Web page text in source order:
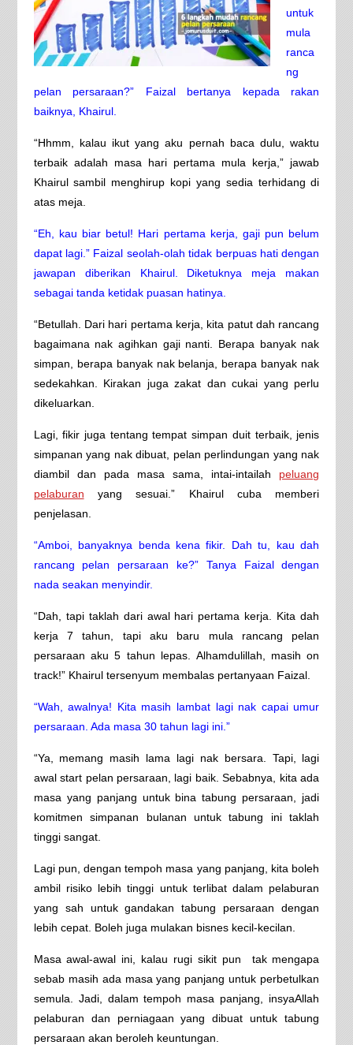
untuk
mula
ranca
ng
pelan persaraan?” Faizal bertanya kepada rakan
baiknya, Khairul.
“Hhmm, kalau ikut yang aku pernah baca dulu, waktu
terbaik adalah masa hari pertama mula kerja,” jawab
Khairul sambil menghirup kopi yang sedia terhidang di
atas meja.
“Eh, kau biar betul! Hari pertama kerja, gaji pun belum
dapat lagi.” Faizal seolah-olah tidak berpuas hati dengan
jawapan diberikan Khairul. Diketuknya meja makan
sebagai tanda ketidak puasan hatinya.
“Betullah. Dari hari pertama kerja, kita patut dah rancang
bagaimana nak agihkan gaji nanti. Berapa banyak nak
simpan, berapa banyak nak belanja, berapa banyak nak
sedekahkan. Kirakan juga zakat dan cukai yang perlu
dikeluarkan.
Lagi, fikir juga tentang tempat simpan duit terbaik, jenis
simpanan yang nak dibuat, pelan perlindungan yang nak
diambil dan pada masa sama, intai-intailah peluang
pelaburan yang sesuai.” Khairul cuba memberi
penjelasan.
“Amboi, banyaknya benda kena fikir. Dah tu, kau dah
rancang pelan persaraan ke?” Tanya Faizal dengan
nada seakan menyindir.
“Dah, tapi taklah dari awal hari pertama kerja. Kita dah
kerja 7 tahun, tapi aku baru mula rancang pelan
persaraan aku 5 tahun lepas. Alhamdulillah, masih on
track!” Khairul tersenyum membalas pertanyaan Faizal.
“Wah, awalnya! Kita masih lambat lagi nak capai umur
persaraan. Ada masa 30 tahun lagi ini.”
“Ya, memang masih lama lagi nak bersara. Tapi, lagi
awal start pelan persaraan, lagi baik. Sebabnya, kita ada
masa yang panjang untuk bina tabung persaraan, jadi
komitmen simpanan bulanan untuk tabung ini taklah
tinggi sangat.
Lagi pun, dengan tempoh masa yang panjang, kita boleh
ambil risiko lebih tinggi untuk terlibat dalam pelaburan
yang sah untuk gandakan tabung persaraan dengan
lebih cepat. Boleh juga mulakan bisnes kecil-kecilan.
Masa awal-awal ini, kalau rugi sikit pun tak mengapa
sebab masih ada masa yang panjang untuk perbetulkan
semula. Jadi, dalam tempoh masa panjang, insyaAllah
pelaburan dan perniagaan yang dibuat untuk tabung
persaraan akan beroleh keuntungan.